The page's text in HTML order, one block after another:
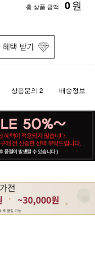
총 상품 금액 0원
상품문의 2 배송정보